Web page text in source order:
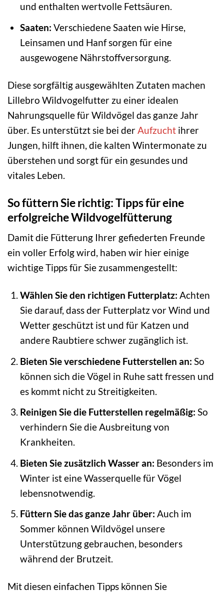
und enthalten wertvolle Fettsäuren.
Saaten: Verschiedene Saaten wie Hirse,
Leinsamen und Hanf sorgen für eine
ausgewogene Nährstoffversorgung.
Diese sorgfältig ausgewählten Zutaten machen
Lillebro Wildvogelfutter zu einer idealen
Nahrungsquelle für Wildvögel das ganze Jahr
über. Es unterstützt sie bei derAufzucht ihrer
Jungen, hilft ihnen, die kalten Wintermonate zu
überstehen und sorgt für ein gesundes und
vitales Leben.
So füttern Sie richtig: Tipps für eine
erfolgreiche Wildvogelfütterung
Damit die Fütterung Ihrer gefiederten Freunde
ein voller Erfolg wird, haben wir hier einige
wichtige Tipps für Sie zusammengestellt:
Wählen Sie den richtigen Futterplatz: Achten
Sie darauf, dass der Futterplatz vor Wind und
Wetter geschützt ist und für Katzen und
andere Raubtiere schwer zugänglich ist.
Bieten Sie verschiedene Futterstellen an: So
können sich die Vögel in Ruhe satt fressen und
es kommt nicht zu Streitigkeiten.
Reinigen Sie die Futterstellen regelmäßig: So
verhindern Sie die Ausbreitung von
Krankheiten.
Bieten Sie zusätzlich Wasser an: Besonders im
Winter ist eine Wasserquelle für Vögel
lebensnotwendig.
Füttern Sie das ganze Jahr über: Auch im
Sommer können Wildvögel unsere
Unterstützung gebrauchen, besonders
während der Brutzeit.
Mit diesen einfachen Tipps können Sie